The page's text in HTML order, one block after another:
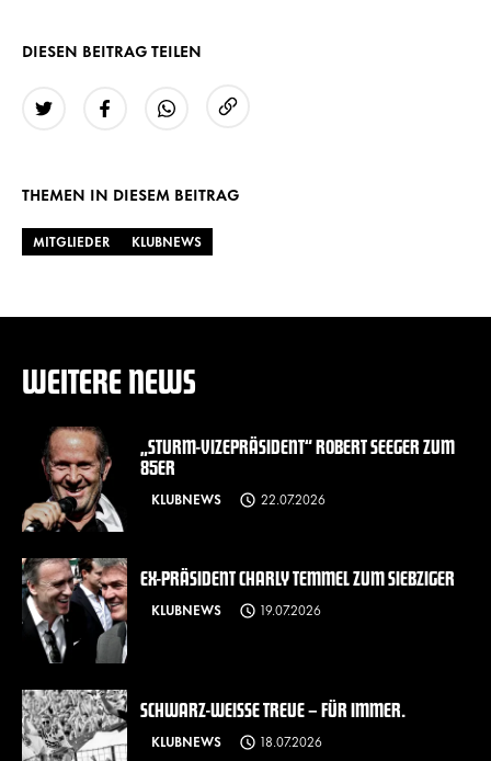
DIESEN BEITRAG TEILEN
THEMEN IN DIESEM BEITRAG
MITGLIEDER KLUBNEWS
WEITERE NEWS
„STURM-VIZEPRÄSIDENT“ ROBERT SEEGER ZUM
85ER
KLUBNEWS 22.07.2026
EX-PRÄSIDENT CHARLY TEMMEL ZUM SIEBZIGER
KLUBNEWS 19.07.2026
SCHWARZ-WEISSE TREUE – FÜR IMMER.
KLUBNEWS 18.07.2026